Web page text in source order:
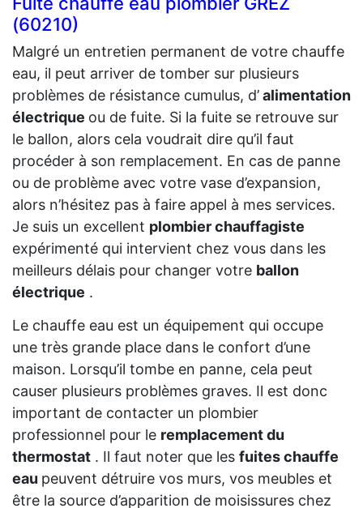
(60210)
Malgré un entretien permanent de votre chauffe
eau, il peut arriver de tomber sur plusieurs
problèmes de résistance cumulus, d’alimentation
électrique ou de fuite. Si la fuite se retrouve sur
le ballon, alors cela voudrait dire qu’il faut
procéder à son remplacement. En cas de panne
ou de problème avec votre vase d’expansion,
alors n’hésitez pas à faire appel à mes services.
Je suis un excellent plombier chauffagiste
expérimenté qui intervient chez vous dans les
meilleurs délais pour changer votre ballon
électrique .
Le chauffe eau est un équipement qui occupe
une très grande place dans le confort d’une
maison. Lorsqu’il tombe en panne, cela peut
causer plusieurs problèmes graves. Il est donc
important de contacter un plombier
professionnel pour le remplacement du
thermostat . Il faut noter que les fuites chauffe
eau peuvent détruire vos murs, vos meubles et
être la source d’apparition de moisissures chez